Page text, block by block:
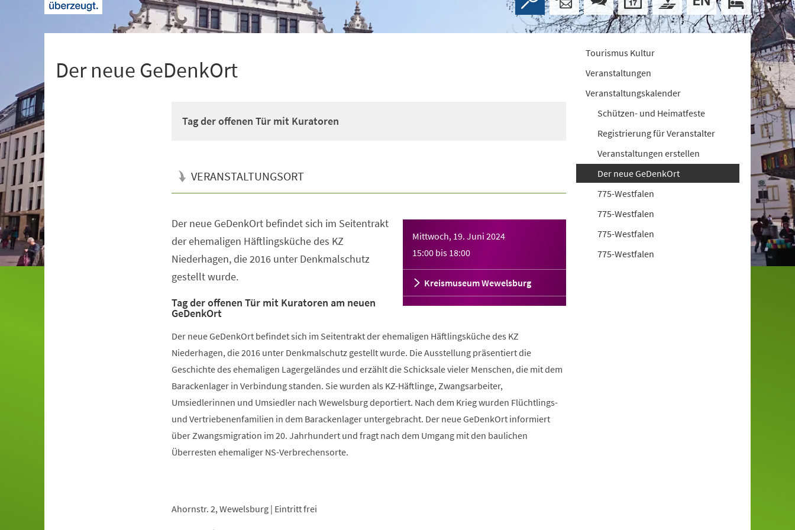
Der neue GeDenkOrt
Tag der offenen Tür mit Kuratoren
VERANSTALTUNGSORT
Mittwoch, 19. Juni 2024
15:00 bis 18:00
Kreismuseum Wewelsburg
Der neue GeDenkOrt befindet sich im Seitentrakt
der ehemaligen Häftlingsküche des KZ
Niederhagen, die 2016 unter Denkmalschutz
gestellt wurde.
Tag der offenen Tür mit Kuratoren am neuen
GeDenkOrt
Der neue GeDenkOrt befindet sich im Seitentrakt der ehemaligen Häftlingsküche des KZ
Niederhagen, die 2016 unter Denkmalschutz gestellt wurde. Die Ausstellung präsentiert die
Geschichte des ehemaligen Lagergeländes und erzählt die Schicksale vieler Menschen, die mit dem
Barackenlager in Verbindung standen. Sie wurden als KZ-Häftlinge, Zwangsarbeiter,
Umsiedlerinnen und Umsiedler nach Wewelsburg deportiert. Nach dem Krieg wurden Flüchtlings-
und Vertriebenenfamilien in dem Barackenlager untergebracht. Der neue GeDenkOrt informiert
über Zwangsmigration im 20. Jahrhundert und fragt nach dem Umgang mit den baulichen
Überresten ehemaliger NS-Verbrechensorte.
Ahornstr. 2, Wewelsburg | Eintritt frei
Tourismus Kultur
Veranstaltungen
Veranstaltungskalender
Schützen- und Heimatfeste
Registrierung für Veranstalter
Veranstaltungen erstellen
Der neue GeDenkOrt
775-Westfalen
775-Westfalen
775-Westfalen
775-Westfalen